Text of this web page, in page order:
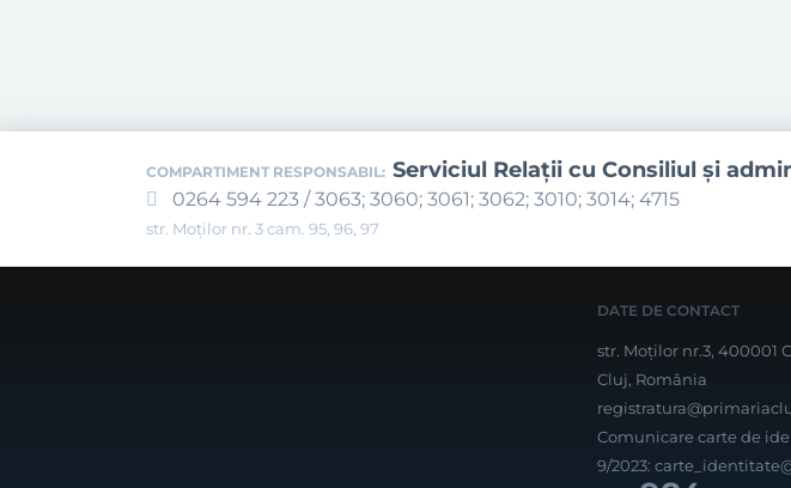
COMPARTIMENT RESPONSABIL: Serviciul Relaţii cu Consiliul şi
0264 594 223 / 3063; 3060; 3061; 3062; 3010; 3014; 4715
str. Moților nr. 3 cam. 95, 96, 97
DATE DE CONTACT
str. Moților nr.3, 400001
Cluj, România
Comunicare carte de
9/2023: